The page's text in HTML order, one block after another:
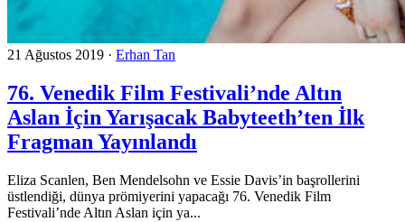
21 Ağustos 2019 · Erhan Tan
76. Venedik Film Festivali’nde Altın
Aslan İçin Yarışacak Babyteeth’ten İlk
Fragman Yayınlandı
Eliza Scanlen, Ben Mendelsohn ve Essie Davis’in başrollerini
üstlendiği, dünya prömiyerini yapacağı 76. Venedik Film
Festivali’nde Altın Aslan için ya...